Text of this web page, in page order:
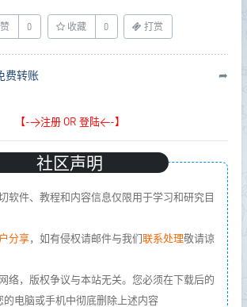
0 收藏 0 打赏
费转账 ➦
【->注册 OR 登陆<-】
社区声明
软件、教程和内容信息仅限用于学习和研究目
分享，如有侵权请邮件与我们联系处理敬请谅
络，版权争议与本站无关。您必须在下载后的
的电脑或手机中彻底删除上述内容